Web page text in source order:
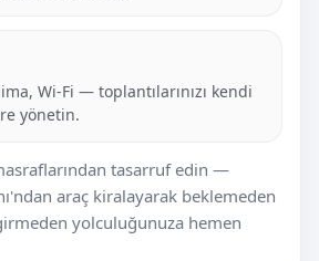
Wi-Fi — toplantılarınızı kendi
yönetin.
tasarruf edin —
araç kiralayarak beklemeden
yolculuğunuza hemen